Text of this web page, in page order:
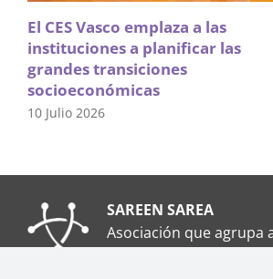
El CES Vasco emplaza a las
instituciones a planificar las
grandes transiciones
socioeconómicas
10 Julio 2026
SAREEN SAREA
Asociación que agrupa